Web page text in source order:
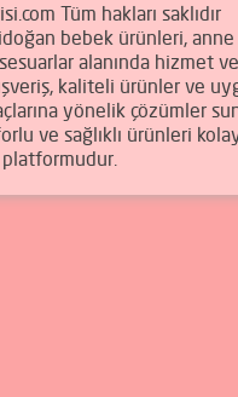
Tüm hakları saklıdır
bebek ürünleri,
alanında hizmet
kaliteli ürünler ve
yönelik çözümler
ve sağlıklı ürünleri